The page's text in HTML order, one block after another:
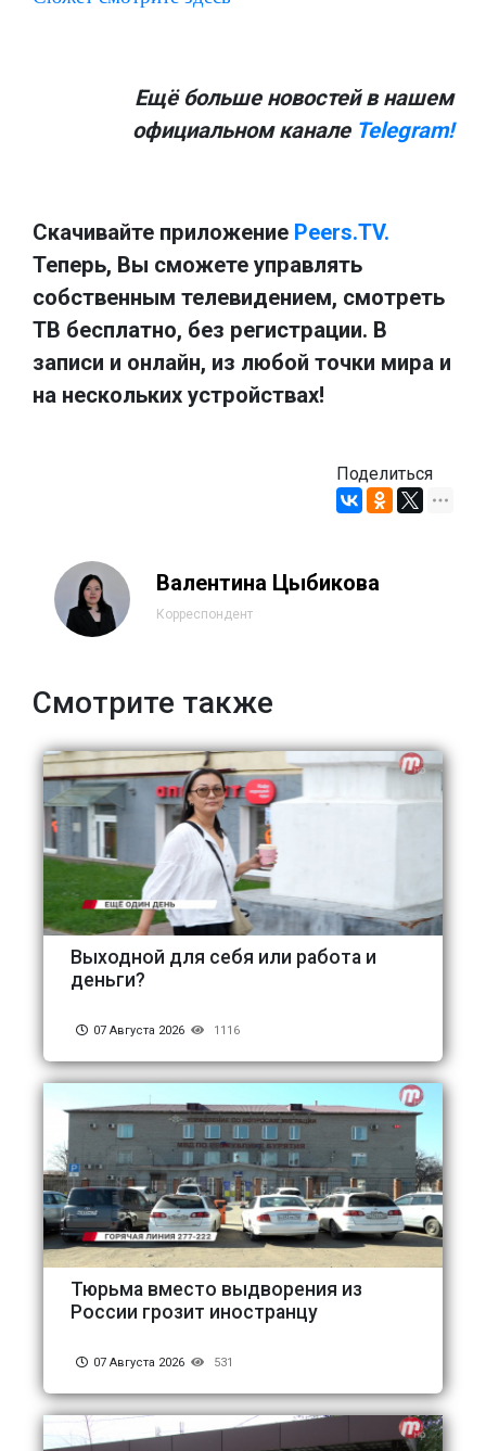
Ещё больше новостей в нашем
официальном канале Telegram!
Скачивайте приложение Peers.TV.
Теперь, Вы сможете управлять
собственным телевидением, смотреть
ТВ бесплатно, без регистрации. В
записи и онлайн, из любой точки мира и
на нескольких устройствах!
Поделиться
Валентина Цыбикова
Корреспондент
Смотрите также
Выходной для себя или работа и
деньги?
07 Августа 2026 1116
Тюрьма вместо выдворения из
России грозит иностранцу
07 Августа 2026 531